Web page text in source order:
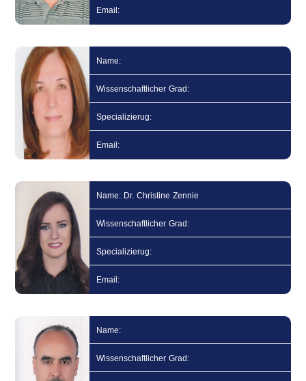
Email:
Name:
Wissenschaftlicher Grad:
Specializierug:
Email:
Name: Dr. Christine Zennie
Wissenschaftlicher Grad:
Specializierug:
Email:
Name:
Wissenschaftlicher Grad: